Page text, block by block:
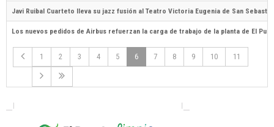
Javi Ruibal Cuarteto lleva su jazz fusión al Teatro Victoria Eugenia de San
Los nuevos pedidos de Airbus refuerzan la carga de trabajo de la planta de El
1 2 3 4 5 6 7 8 9 10 11